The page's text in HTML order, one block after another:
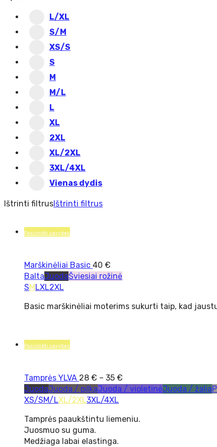
L/XL
S/M
XS/S
S
M
M/L
L
XL
2XL
XL/2XL
3XL/4XL
Vienas dydis
Ištrinti filtrus Ištrinti filtrus
Pasirinkti savybes
Marškinėliai Basic 40 €
BaltaJuodaŠviesiai rožinė
SM LXL2XL
Basic marškinėliai moterims sukurti taip, kad
Pasirinkti savybes
Tamprės YLVA 28 € – 35 €
JuodaJuoda / pilkaJuoda / violetinėJuoda / žalia
XS/SM/LXL/2XL3XL/4XL
Tamprės paaukštintu liemeniu.
Juosmuo su guma.
Medžiaga labai elastinga.